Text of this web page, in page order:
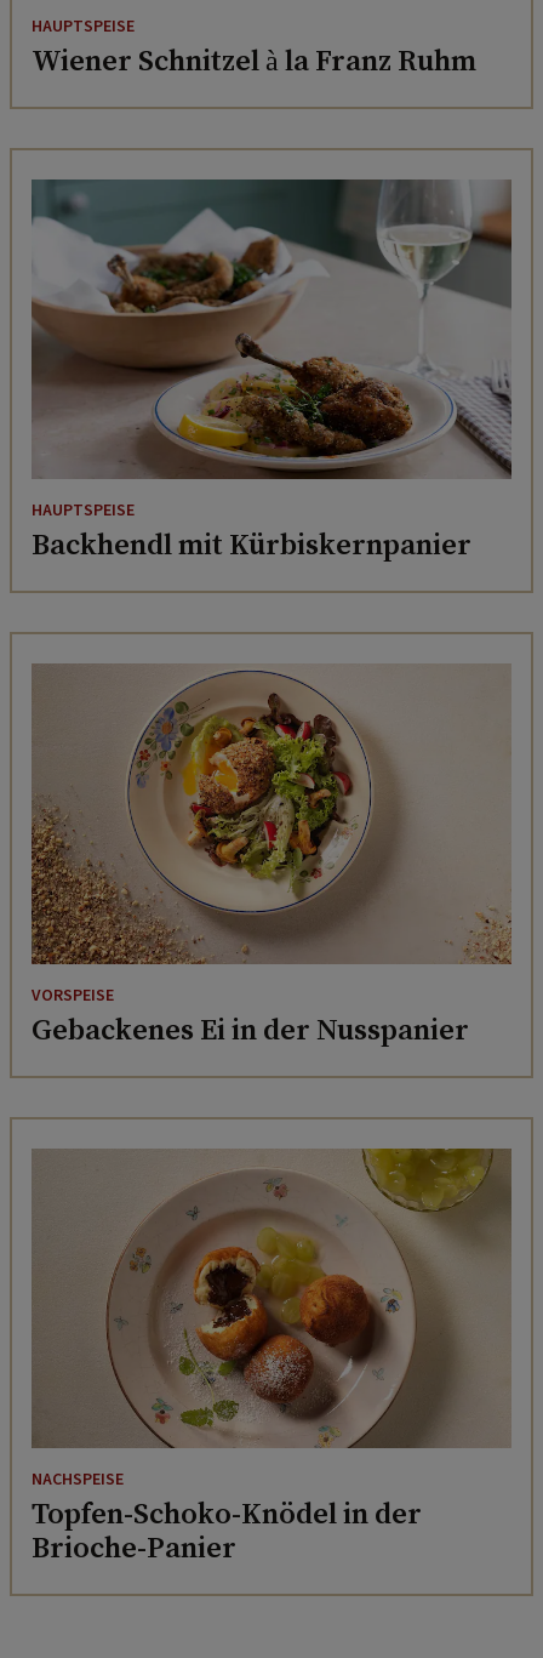
HAUPTSPEISE
Wiener Schnitzel à la Franz Ruhm
HAUPTSPEISE
Backhendl mit Kürbiskernpanier
VORSPEISE
Gebackenes Ei in der Nusspanier
NACHSPEISE
Topfen-Schoko-Knödel in der
Brioche-Panier